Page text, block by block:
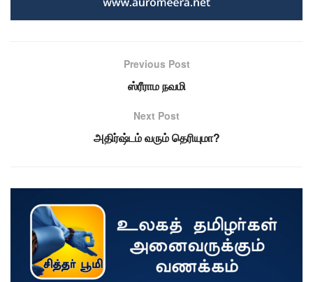
Previous Post
ஸ்ரீராம நவமி
Next Post
அதிர்ஷ்டம் வரும் தெரியுமா?